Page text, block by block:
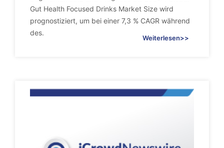
Gut Health Focused Drinks Market Size wird
prognostiziert, um bei einer 7,3 % CAGR während
des.
Weiterlesen>>